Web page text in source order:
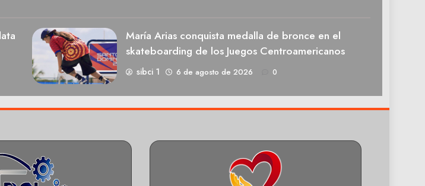
María Arias conquista medalla de bronce en el
skateboarding de los Juegos Centroamericanos
sibci 1 6 de agosto de 2026 0